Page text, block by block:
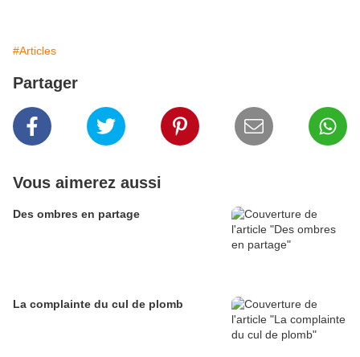
#Articles
Partager
Vous aimerez aussi
Des ombres en partage
La complainte du cul de plomb